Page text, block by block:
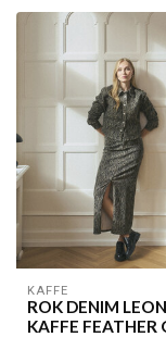
KAFFE
ROK DENIM
KAFFE FEATHER